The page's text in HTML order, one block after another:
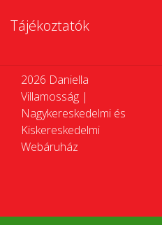
Tájékoztatók
2026 Daniella
Villamosság |
Nagykereskedelmi és
Kiskereskedelmi
Webáruház